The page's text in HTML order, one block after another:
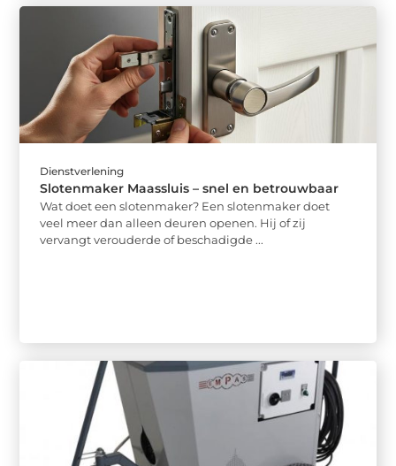
Dienstverlening
Slotenmaker Maassluis – snel en betrouwbaar
Wat doet een slotenmaker? Een slotenmaker doet
veel meer dan alleen deuren openen. Hij of zij
vervangt verouderde of beschadigde ...